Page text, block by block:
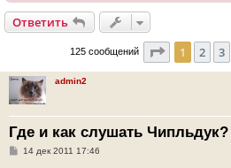
Ответить
125 сообщений Страница
1 2 3
admin2
Где и как слушать Чипльдук?
С14 дек 2011 17:46